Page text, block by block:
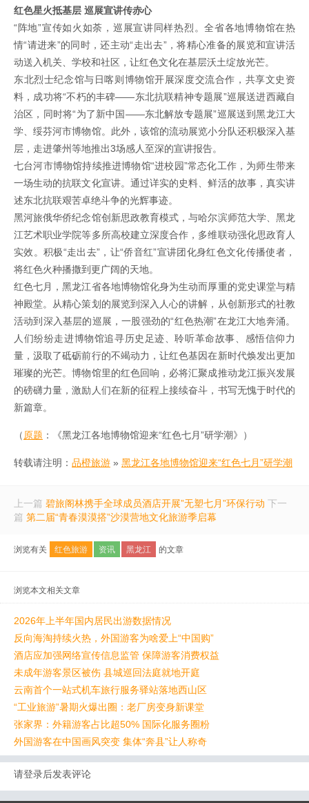
红色星火抵基层 巡展宣讲传赤心
“阵地”宣传如火如荼，巡展宣讲同样热烈。全省各地博物馆在热
情“请进来”的同时，还主动“走出去”，将精心准备的展览和宣讲活
动送入机关、学校和社区，让红色文化在基层沃土绽放光芒。
东北烈士纪念馆与日喀则博物馆开展深度交流合作，共享文史资
料，成功将“不朽的丰碑——东北抗联精神专题展”巡展送进西藏自
治区，同时将“为了新中国——东北解放专题展”巡展送到黑龙江大
学、绥芬河市博物馆。此外，该馆的流动展览小分队还积极深入基
层，走进肇州等地推出3场感人至深的宣讲报告。
七台河市博物馆持续推进博物馆“进校园”常态化工作，为师生带来
一场生动的抗联文化宣讲。通过详实的史料、鲜活的故事，真实讲
述东北抗联艰苦卓绝斗争的光辉事迹。
黑河旅俄华侨纪念馆创新思政教育模式，与哈尔滨师范大学、黑龙
江艺术职业学院等多所高校建立深度合作，多维联动强化思政育人
实效。积极“走出去”，让“侨音红”宣讲团化身红色文化传播使者，
将红色火种播撒到更广阔的天地。
红色七月，黑龙江省各地博物馆化身为生动而厚重的党史课堂与精
神殿堂。从精心策划的展览到深入人心的讲解，从创新形式的社教
活动到深入基层的巡展，一股强劲的“红色热潮”在龙江大地奔涌。
人们纷纷走进博物馆追寻历史足迹、聆听革命故事、感悟信仰力
量，汲取了砥砺前行的不竭动力，让红色基因在新时代焕发出更加
璀璨的光芒。博物馆里的红色回响，必将汇聚成推动龙江振兴发展
的磅礴力量，激励人们在新的征程上接续奋斗，书写无愧于时代的
新篇章。
（原题 ：《黑龙江各地博物馆迎来“红色七月”研学潮》）
转载请注明： 品橙旅游 » 黑龙江各地博物馆迎来“红色七月”研学潮
上一篇 碧旅阁林携手全球成员酒店开展”无塑七月”环保行动 下一
篇 第二届“青春漠漠搭”沙漠营地文化旅游季启幕
浏览有关 红色旅游 资讯 黑龙江 的文章
浏览本文相关文章
2026年上半年国内居民出游数据情况
反向海淘持续火热，外国游客为啥爱上“中国购”
酒店应加强网络宣传信息监管 保障游客消费权益
未成年游客景区被伤 县城巡回法庭就地开庭
云南首个一站式机车旅行服务驿站落地西山区
“工业旅游”暑期火爆出圈：老厂房变身新课堂
张家界：外籍游客占比超50% 国际化服务圈粉
外国游客在中国画风突变 集体“奔县”让人称奇
请登录后发表评论